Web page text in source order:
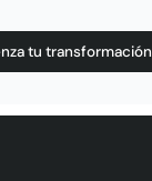
tu transformación